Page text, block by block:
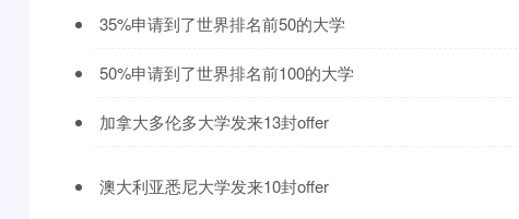
35%申请到了世界排名前50的大学
50%申请到了世界排名前100的大学
加拿大多伦多大学发来13封offer
澳大利亚悉尼大学发来10封offer